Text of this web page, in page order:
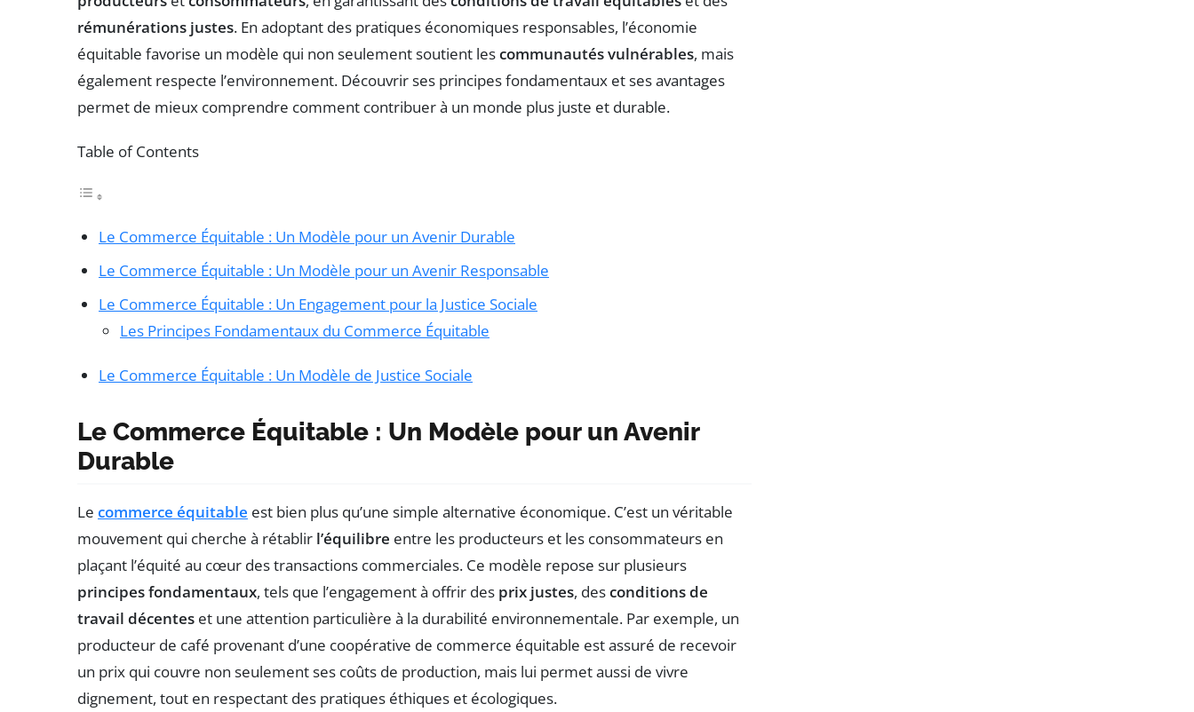
rémunérations justes. En adoptant des pratiques économiques responsables, l’économie
équitable favorise un modèle qui non seulement soutient lescommunautés vulnérables, mais
également respecte l’environnement. Découvrir ses principes fondamentaux et ses avantages
permet de mieux comprendre comment contribuer à un monde plus juste et durable.
Table of Contents
Le Commerce Équitable : Un Modèle pour un Avenir Durable
Le Commerce Équitable : Un Modèle pour un Avenir Responsable
Le Commerce Équitable : Un Engagement pour la Justice Sociale
Les Principes Fondamentaux du Commerce Équitable
Le Commerce Équitable : Un Modèle de Justice Sociale
Le Commerce Équitable : Un Modèle pour un Avenir
Durable
Le commerce équitable est bien plus qu’une simple alternative économique. C’est un véritable
mouvement qui cherche à rétablir l’équilibre entre les producteurs et les consommateurs en
plaçant l’équité au cœur des transactions commerciales. Ce modèle repose sur plusieurs
principes fondamentaux, tels que l’engagement à offrir des prix justes, desconditions de
travail décentes et une attention particulière à la durabilité environnementale. Par exemple, un
producteur de café provenant d’une coopérative de commerce équitable est assuré de recevoir
un prix qui couvre non seulement ses coûts de production, mais lui permet aussi de vivre
dignement, tout en respectant des pratiques éthiques et écologiques.